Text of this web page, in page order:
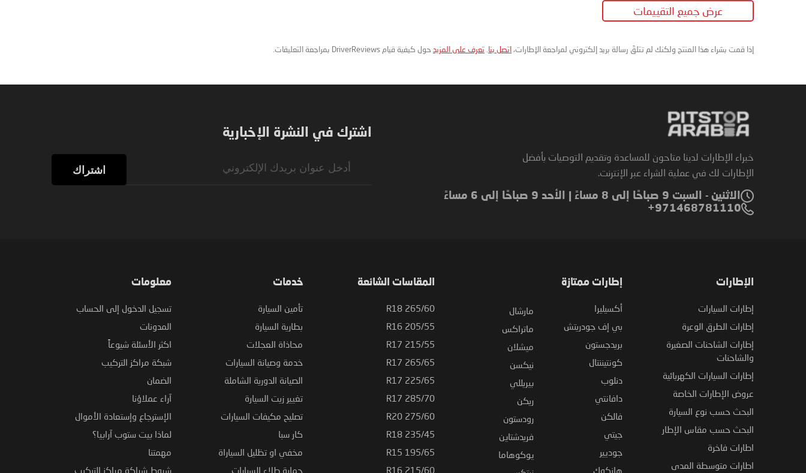
عرض جميع التقييمات
إذا قمت بشراء هذا المنتج ولكنك لم تتلقَ رسالة بريد إلكتروني لمراجعة الإطارات، اتصل بنا تعرف على المزيد حول كيفية قيام DriverReviews بمراجعة التعليقات.
خبراء الإطارات لدينا متاحون للمساعدة وتقديم التوصيات بأفضل
الإطارات لك في عملية الشراء عبر الإنترنت.
الاثنين - السبت 9 صباحًا إلى 8 مساءً | الأحد 9 صباحًا إلى 6 مساءً
971468781110+
اشترك في النشرة الإخبارية
اشتراك
الإطارات
إطارات السيارات
إطارات الطرق الوعرة
إطارات الشاحنات الصغيرة
والشاحنات
إطارات السيارات الكهربائية
عروض الإطارات الخاصة
البحث حسب نوع السيارة
البحث حسب مقاس الإطار
اطارات فاخرة
اطارات متوسطة المدى
إطارات ممتازة
أكسيليرا
بي إف جودريتش
بريدجستون
كونتيننتال
دنلوب
دافانتي
فالكن
جيتي
جوديير
هانكوك
مارشال
ماتراكس
ميشلان
نيكسن
بيريللي
ريكن
رودستون
فريدشتاين
يوكوهاما
المقاسات الشائعة
265/60 R18
205/55 R16
215/55 R17
265/65 R17
225/65 R17
285/70 R17
275/60 R20
235/45 R18
195/65 R15
215/60 R16
خدمات
تأمين السيارة
بطارية السيارة
محاذاة العجلات
خدمة وصيانة السيارات
الصيانة الدورية الشاملة
تغيير زيت السيارة
تصليح مكيفات السيارات
كار سبا
مخفي او تظليل السياراة
حماية طلاء السيارات
معلومات
تسجيل الدخول إلى الحساب
المدونات
اكثر الأسئلة شيوعاً
شبكة مراكز التركيب
الضمان
آراء عملاؤنا
الإسترجاع وإستعادة الأموال
لماذا بيت ستوب آرابيا؟
مهمتنا
شروط شراكة مراكز التركيب